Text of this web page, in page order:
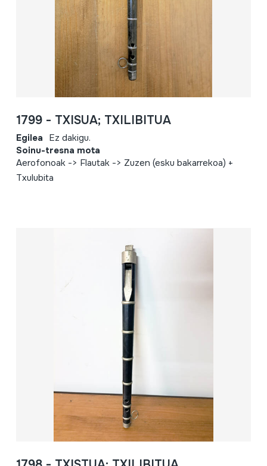
1799 - TXISUA; TXILIBITUA
Egilea Ez dakigu.
Soinu-tresna mota
Aerofonoak -> Flautak -> Zuzen (esku bakarrekoa) +
Txulubita